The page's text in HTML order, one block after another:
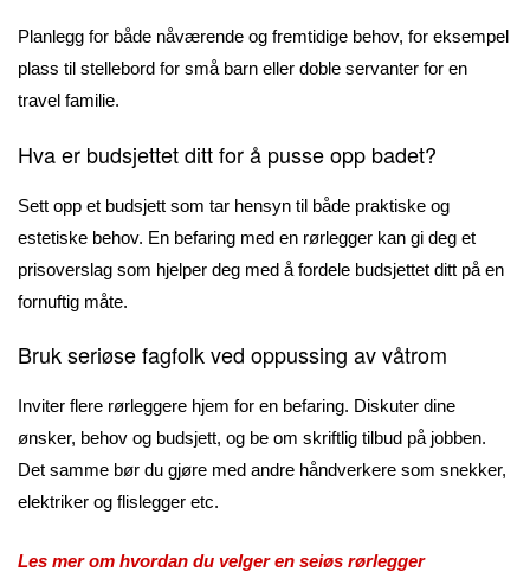
Planlegg for både nåværende og fremtidige behov, for eksempel
plass til stellebord for små barn eller doble servanter for en
travel familie.
Hva er budsjettet ditt for å pusse opp badet?
Sett opp et budsjett som tar hensyn til både praktiske og
estetiske behov. En befaring med en rørlegger kan gi deg et
prisoverslag som hjelper deg med å fordele budsjettet ditt på en
fornuftig måte.
Bruk seriøse fagfolk ved oppussing av våtrom
Inviter flere rørleggere hjem for en befaring. Diskuter dine
ønsker, behov og budsjett, og be om skriftlig tilbud på jobben.
Det samme bør du gjøre med andre håndverkere som snekker,
elektriker og flislegger etc.
Les mer om hvordan du velger en seiøs rørlegger